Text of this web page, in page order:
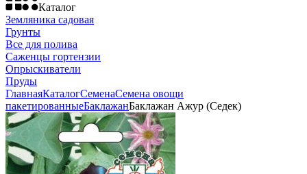
Каталог
Земляника садовая
Грунты
Все для полива
Саженцы гортензии
Опрыскиватели
Пруды
ГлавнаяКаталогСеменаСемена овощи
пакетированныеБаклажанБаклажан Ажур (Седек)